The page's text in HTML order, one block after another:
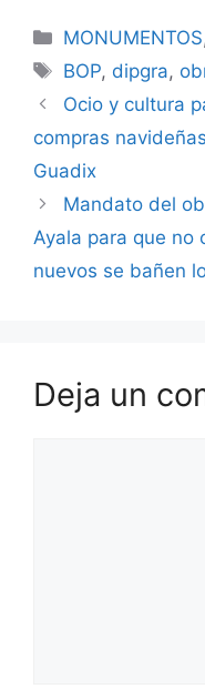
Categorías
MONUMENTOS
Etiquetas
BOP, dipgra,
Ocio y cultura
compras
Guadix
Mandato del
Ayala para que no
nuevos se bañen
Deja un